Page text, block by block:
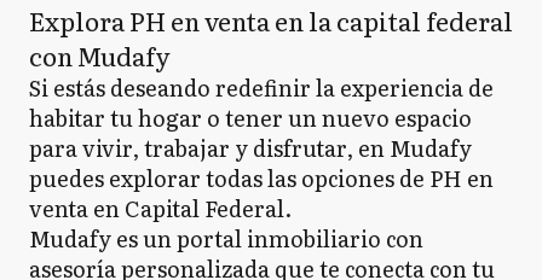
Explora PH en venta en la capital federal
con Mudafy
Si estás deseando redefinir la experiencia de
habitar tu hogar o tener un nuevo espacio
para vivir, trabajar y disfrutar, en Mudafy
puedes explorar todas las opciones de PH en
venta en Capital Federal.
Mudafy es un portal inmobiliario con
asesoría personalizada que te conecta con tu